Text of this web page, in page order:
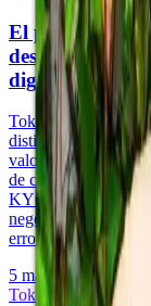
El proceso de
desde la
digital
Tokenizar un activo
distintas:
valores), despliegue
de cumplimiento),
KYC/AML) y
negociación
errores que
5 may 2026 ·11 min
Tokenización y